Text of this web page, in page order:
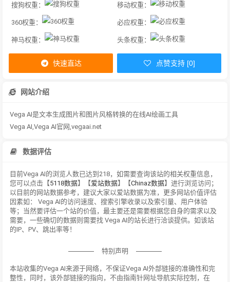
搜狗权重： 移动权重：
360权重： 必应权重：
神马权重： 头条权重：
快速直达 点赞支持 [0]
网站介绍
Vega AI是文本生成图片和图片风格转换的在线AI绘画工具
Vega AI,Vega AI官网,vegaai.net
数据评估
目前Vega AI的浏览人数已达到218，如需要查询该站的相关权重信息，
您可以点击【5118数据】【爱站数据】【Chinaz数据】进行浏览访问；
以目前的网站数据参考，建议大家以爱站数据为准，更多网站价值评估
因素如： Vega AI的访问速度、搜索引擎收录以及索引量、用户体验
等；当然要评估一个站的价值，最主要还是需要根据您自身的需求以及
需要，一些确切的数据则需要找 Vega AI的站长进行洽谈提供。如该站
的IP、PV、跳出率等！
特别声明
本站收集的Vega AI来源于网络，不保证Vega AI外部链接的准确性和完
整性，同时，该外部链接的指向，不由指南针网址导航实际控制，在